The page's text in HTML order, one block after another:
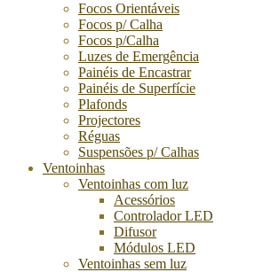
Focos Orientáveis
Focos p/ Calha
Focos p/Calha
Luzes de Emergência
Painéis de Encastrar
Painéis de Superfície
Plafonds
Projectores
Réguas
Suspensões p/ Calhas
Ventoinhas
Ventoinhas com luz
Acessórios
Controlador LED
Difusor
Módulos LED
Ventoinhas sem luz